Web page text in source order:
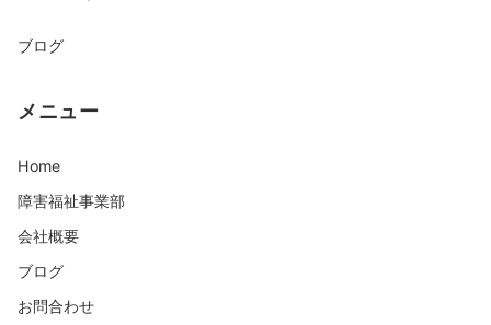
ブログ
メニュー
Home
障害福祉事業部
会社概要
ブログ
お問合わせ